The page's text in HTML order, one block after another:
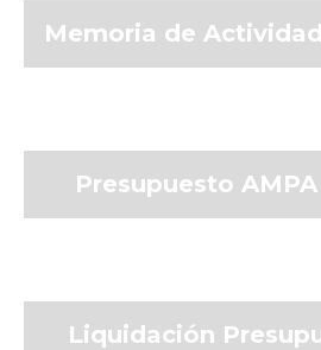
Memoria de
Presupuesto
Liquidación